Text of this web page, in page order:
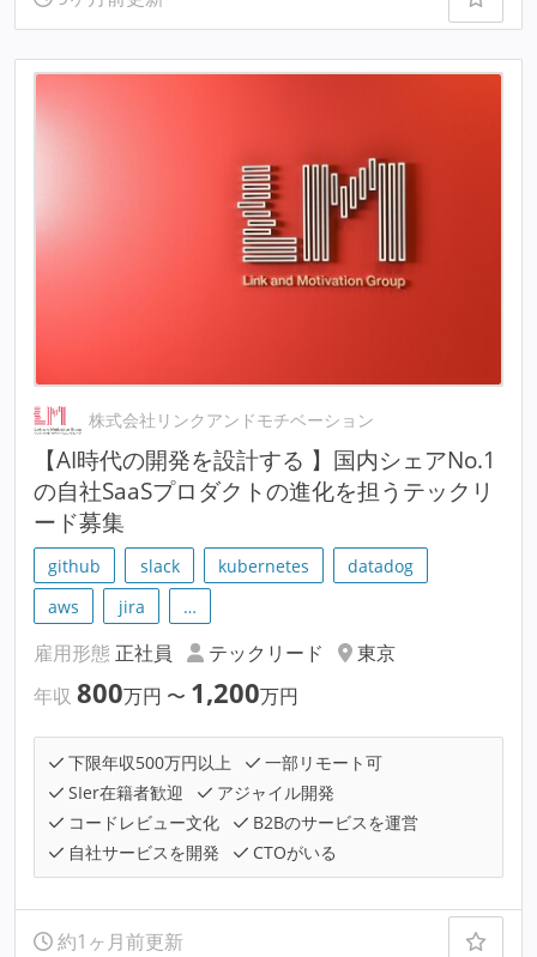
株式会社リンクアンドモチベーション
【AI時代の開発を設計する 】国内シェアNo.1
の自社SaaSプロダクトの進化を担うテックリ
ード募集
github slack kubernetes
datadog
aws
jira …
雇用形態 正社員 テックリード
東京
年収 800万円 〜 1,200万円
下限年収500万円以上
一部リモート可
SIer在籍者歓迎
アジャイル開発
コードレビュー文化
B2Bのサービスを運営
自社サービスを開発
CTOがいる
約1ヶ月前更新